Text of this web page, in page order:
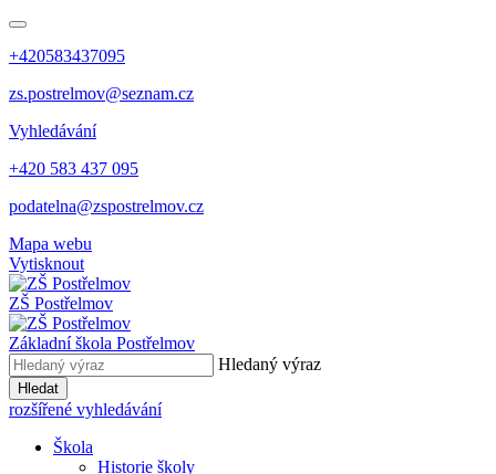
+420583437095
zs.postrelmov@seznam.cz
Vyhledávání
+420 583 437 095
podatelna@zspostrelmov.cz
Mapa webu
Vytisknout
ZŠ Postřelmov
Základní škola Postřelmov
Hledaný výraz
Hledat
rozšířené vyhledávání
Škola
Historie školy